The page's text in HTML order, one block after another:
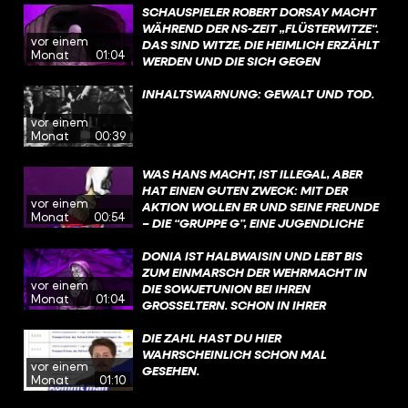
CHINDLERS LISTE“. #WAHRSO #G
ESCHICHTE #OSKARSCHINDLER
EINE ARBEIT ERHALTEN.
vor einem
Monat
01:04
SCHAUSPIELER ROBERT DORSAY MACHT
WÄHREND DER NS-ZEIT „FLÜSTERWITZE“.
DAS SIND WITZE, DIE HEIMLICH ERZÄHLT
WERDEN UND DIE SICH GEGEN
NICHT LAUT AUF BÜHNEN, SONDERN
HUMOR DISTANZ SCHAFFT. UND WEIL
LACHEN HELFEN KANN, ANGST
AUSZUHALTEN. @ZUMFEINDGEMACHT​
#WAHRSO #FUNK #GESCHICHTE
vor einem
Monat
00:39
INHALTSWARNUNG: GEWALT UND TOD.
vor einem
Monat
00:54
WAS HANS MACHT, IST ILLEGAL, ABER
HAT EINEN GUTEN ZWECK: MIT DER
AKTION WOLLEN ER UND SEINE FREUNDE
– DIE “GRUPPE G”, EINE JUGENDLICHE
FRITZ HELFEN UND ANDERE LEUTE
WARNEN! ÜBRIGENS: NACH DEM KRIEG
WIRD HANS ZU EINEM WICHTIGEN
ZEITZEUGEN UND SETZT SICH
EIN. #WAHRSO #GESCHICHTE #FUNK
@ZUMFEINDGEMACHT​
vor einem
Monat
01:04
DONIA IST HALBWAISIN UND LEBT BIS
ZUM EINMARSCH DER WEHRMACHT IN
DIE SOWJETUNION BEI IHREN
GROSSELTERN. SCHON IN IHRER K
ÜDISCHES KIND OFT EINSAM UND V
ERBRINGT VIEL ZEIT ALLEIN IM WALD. D
IESE ZEIT UND DIE ERFAHRUNGEN, DIE S
vor einem
Monat
01:10
DIE ZAHL HAST DU HIER
WAHRSCHEINLICH SCHON MAL
GESEHEN.